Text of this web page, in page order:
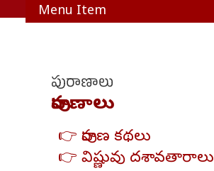
Menu Item
పురాణాలు
పురాణాలు
👉 పురాణ కథలు
👉 విష్ణువు దశావతారాలు